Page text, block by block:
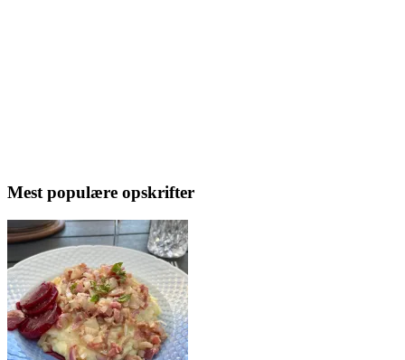
Mest populære opskrifter